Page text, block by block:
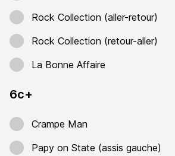
Rock Collection (aller-retour)
Rock Collection (retour-aller)
La Bonne Affaire
6c+
Crampe Man
Papy on State (assis gauche)